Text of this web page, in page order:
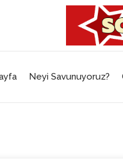
Neyi Savunuyoruz?